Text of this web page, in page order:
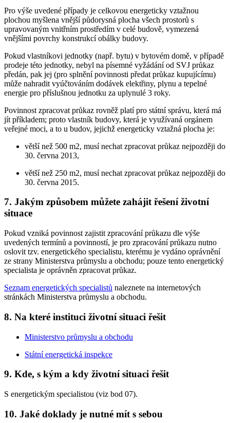
Pro výše uvedené případy je celkovou energeticky vztažnou
plochou myšlena vnější půdorysná plocha všech prostorů s
upravovaným vnitřním prostředím v celé budově, vymezená
vnějšími povrchy konstrukcí obálky budovy.
Pokud vlastníkovi jednotky (např. bytu) v bytovém domě, v případě
prodeje této jednotky, nebyl na písemné vyžádání od SVJ průkaz
předán, pak jej (pro splnění povinnosti předat průkaz kupujícímu)
může nahradit vyúčtováním dodávek elektřiny, plynu a tepelné
energie pro příslušnou jednotku za uplynulé 3 roky.
Povinnost zpracovat průkaz rovněž platí pro státní správu, která má
jít příkladem; proto vlastník budovy, která je využívaná orgánem
veřejné moci, a to u budov, jejichž energeticky vztažná plocha je:
větší než 500 m2, musí nechat zpracovat průkaz nejpozději do
30. června 2013,
větší než 250 m2, musí nechat zpracovat průkaz nejpozději do
30. června 2015.
7. Jakým způsobem můžete zahájit řešení životní
situace
Pokud vzniká povinnost zajistit zpracování průkazu dle výše
uvedených termínů a povinností, je pro zpracování průkazu nutno
oslovit tzv. energetického specialistu, kterému je vydáno oprávnění
ze strany Ministerstva průmyslu a obchodu; pouze tento energetický
specialista je oprávněn zpracovat průkaz.
Seznam energetických specialistů naleznete na internetových
stránkách Ministerstva průmyslu a obchodu.
8. Na které instituci životní situaci řešit
Ministerstvo průmyslu a obchodu
Státní energetická inspekce
9. Kde, s kým a kdy životní situaci řešit
S energetickým specialistou (viz bod 07).
10. Jaké doklady je nutné mít s sebou